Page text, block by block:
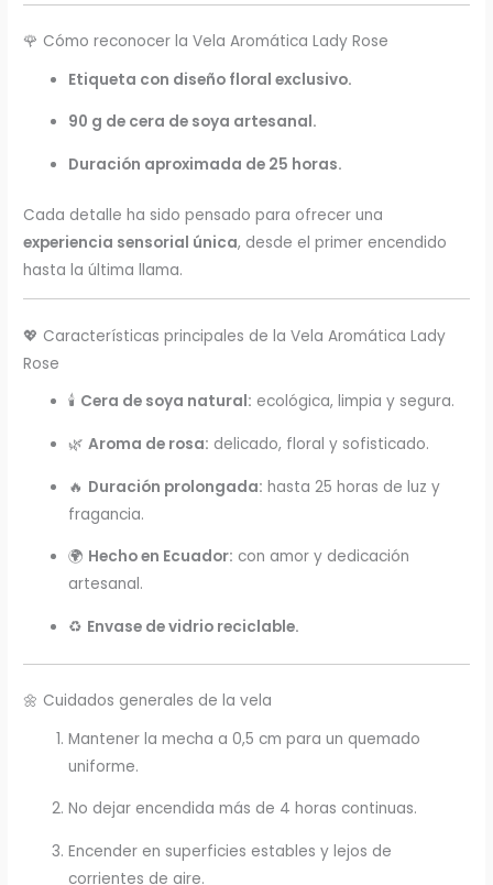
🌹 Cómo reconocer la Vela Aromática Lady Rose
Etiqueta con diseño floral exclusivo.
90 g de cera de soya artesanal.
Duración aproximada de 25 horas.
Cada detalle ha sido pensado para ofrecer una
experiencia sensorial única, desde el primer encendido
hasta la última llama.
💖 Características principales de la Vela Aromática Lady
Rose
🕯️ Cera de soya natural: ecológica, limpia y segura.
🌿Aroma de rosa: delicado, floral y sofisticado.
🔥 Duración prolongada: hasta 25 horas de luz y
fragancia.
🌍 Hecho en Ecuador: con amor y dedicación
artesanal.
♻️ Envase de vidrio reciclable.
🌼 Cuidados generales de la vela
Mantener la mecha a 0,5 cm para un quemado
uniforme.
No dejar encendida más de 4 horas continuas.
Encender en superficies estables y lejos de
corrientes de aire.